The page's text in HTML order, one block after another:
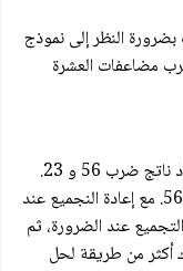
النظر إلى نموذج
مضاعفات العشرة
3 بناء الفرضيات اشرح الخطوات المطلوبة لإيجاد ناتج ضرب 56 و 23.
الإجابة النموذجية، أوجد ناتج ضرب 3 آحاد في 56. مع إعادة النجميع عند
في 56، مع إعادة التجميع عند الضرورة، ثم
أكثر من طريقة لحل